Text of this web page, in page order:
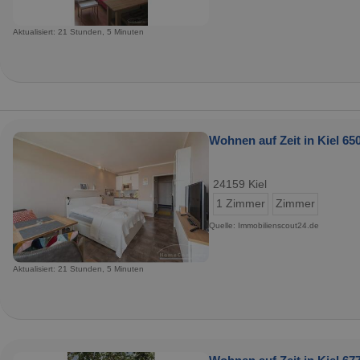
Aktualisiert: 21 Stunden, 5 Minuten
Wohnen auf Zeit in Kiel
24159 Kiel
1 Zimmer
Zimmer
Quelle: Immobilienscout24.de
Aktualisiert: 21 Stunden, 5 Minuten